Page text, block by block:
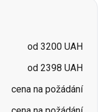
od 3200 UAH
od 2398 UAH
cena na požádání